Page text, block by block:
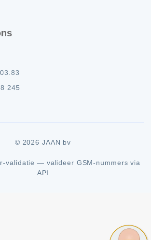
245
© 2026 JAAN bv
validatie — valideer GSM-nummers via
API